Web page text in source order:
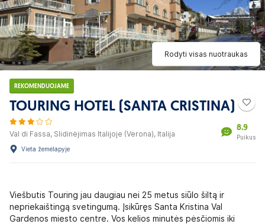
Rodyti visas nuotraukas
REKOMENDUOJAME
TOURING HOTEL (SANTA CRISTINA)
Val di Fassa, Slidinėjimas Italijoje (Verona), Italija
8.9
Puikus
Vieta žemėlapyje
Viešbutis Touring jau daugiau nei 25 metus siūlo šiltą ir
nepriekaištingą svetingumą. Įsikūręs Santa Kristina Val
Gardenos miesto centre. Vos kelios minutės pėsčiomis iki